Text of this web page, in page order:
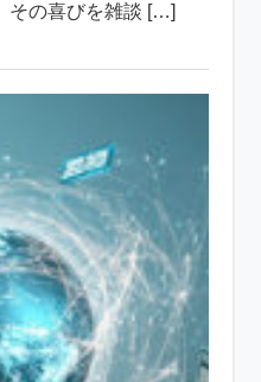
その喜びを雑談 […]